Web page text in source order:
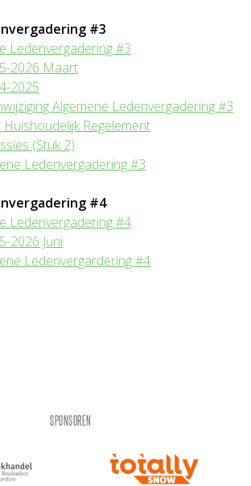
#3
Ledenvergadering #3
2026 Maart
2025
Algemene Ledenvergadering #3
Regelement
(Stuk 2)
Ledenvergadering #3
#4
Ledenvergadering #4
2026 Juni
Ledenvergardering #4
SPONSOREN